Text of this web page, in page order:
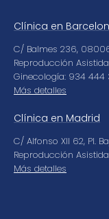
Clínica en
C/ Balmes 236,
Reproducción
Ginecología: 934 444
Más detalles
Clínica en Madrid
C/ Alfonso XII 62, Pl.
Reproducción
Más detalles